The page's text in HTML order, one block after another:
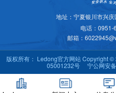
地址：宁夏银川市兴
电话：0951-
邮箱：
版权所有： Ledong官方网站 Copyright
05001232号
宁公网安